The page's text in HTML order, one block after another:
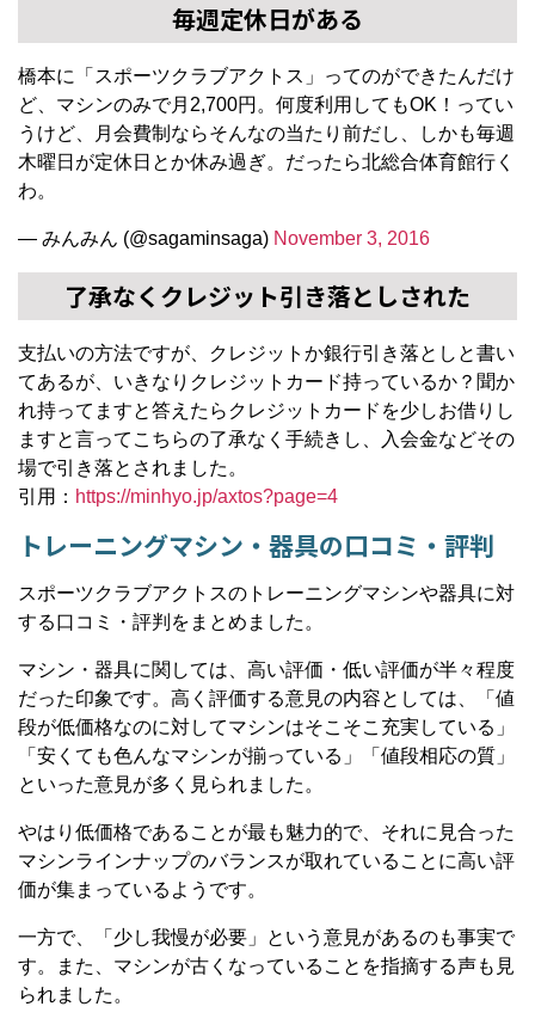
毎週定休日がある
橋本に「スポーツクラブアクトス」ってのができたんだけ
ど、マシンのみで月2,700円。何度利用してもOK！ってい
うけど、月会費制ならそんなの当たり前だし、しかも毎週
木曜日が定休日とか休み過ぎ。だったら北総合体育館行く
わ。
— みんみん (@sagaminsaga) November 3, 2016
了承なくクレジット引き落としされた
支払いの方法ですが、クレジットか銀行引き落としと書い
てあるが、いきなりクレジットカード持っているか？聞か
れ持ってますと答えたらクレジットカードを少しお借りし
ますと言ってこちらの了承なく手続きし、入会金などその
場で引き落とされました。
引用： https://minhyo.jp/axtos?page=4
トレーニングマシン・器具の口コミ・評判
スポーツクラブアクトスのトレーニングマシンや器具に対
する口コミ・評判をまとめました。
マシン・器具に関しては、高い評価・低い評価が半々程度
だった印象です。高く評価する意見の内容としては、「値
段が低価格なのに対してマシンはそこそこ充実している」
「安くても色んなマシンが揃っている」「値段相応の質」
といった意見が多く見られました。
やはり低価格であることが最も魅力的で、それに見合った
マシンラインナップのバランスが取れていることに高い評
価が集まっているようです。
一方で、「少し我慢が必要」という意見があるのも事実で
す。また、マシンが古くなっていることを指摘する声も見
られました。